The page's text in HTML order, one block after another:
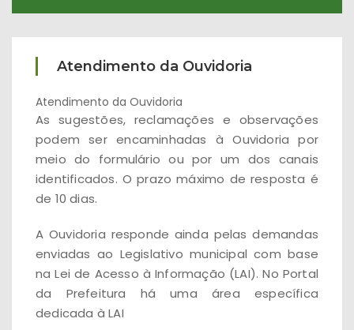
Atendimento da Ouvidoria
Atendimento da Ouvidoria
As sugestões, reclamações e observações
podem ser encaminhadas à Ouvidoria por
meio do formulário ou por um dos canais
identificados. O prazo máximo de resposta é
de 10 dias.
A Ouvidoria responde ainda pelas demandas
enviadas ao Legislativo municipal com base
na Lei de Acesso à Informação (LAI). No Portal
da Prefeitura há uma área específica
dedicada à LAI